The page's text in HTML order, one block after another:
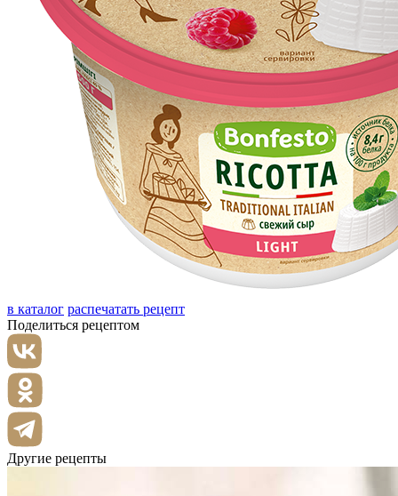
в каталог распечатать рецепт
Поделиться рецептом
Другие рецепты